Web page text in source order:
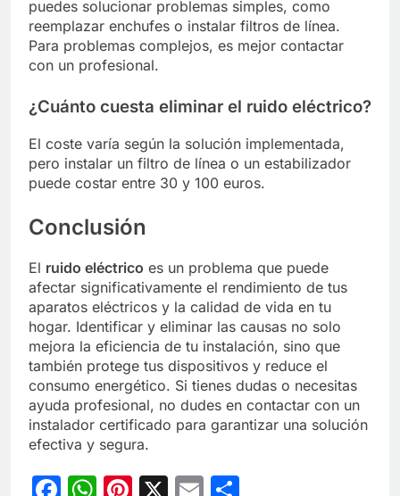
puedes solucionar problemas simples, como
reemplazar enchufes o instalar filtros de línea.
Para problemas complejos, es mejor contactar
con un profesional.
¿Cuánto cuesta eliminar el ruido eléctrico?
El coste varía según la solución implementada,
pero instalar un filtro de línea o un estabilizador
puede costar entre 30 y 100 euros.
Conclusión
El ruido eléctrico es un problema que puede
afectar significativamente el rendimiento de tus
aparatos eléctricos y la calidad de vida en tu
hogar. Identificar y eliminar las causas no solo
mejora la eficiencia de tu instalación, sino que
también protege tus dispositivos y reduce el
consumo energético. Si tienes dudas o necesitas
ayuda profesional, no dudes en contactar con un
instalador certificado para garantizar una solución
efectiva y segura.